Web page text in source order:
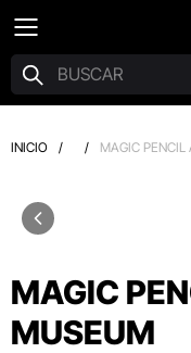
INICIO / / MAGIC PENCIL
MAGIC
MUSEUM